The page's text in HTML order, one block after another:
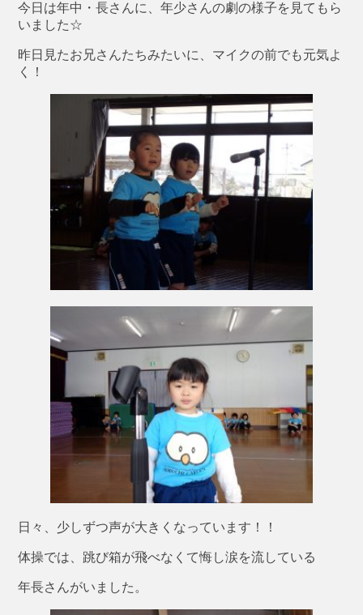
今日は年中・長さんに、年少さんの劇の様子を見てもら
いました☆
昨日見たお兄さんたちみたいに、マイクの前でも元気よ
く！
日々、少しずつ声が大きくなっています！！
体操では、跳び箱が飛べなくて悔し涙を流している
年長さんがいました。